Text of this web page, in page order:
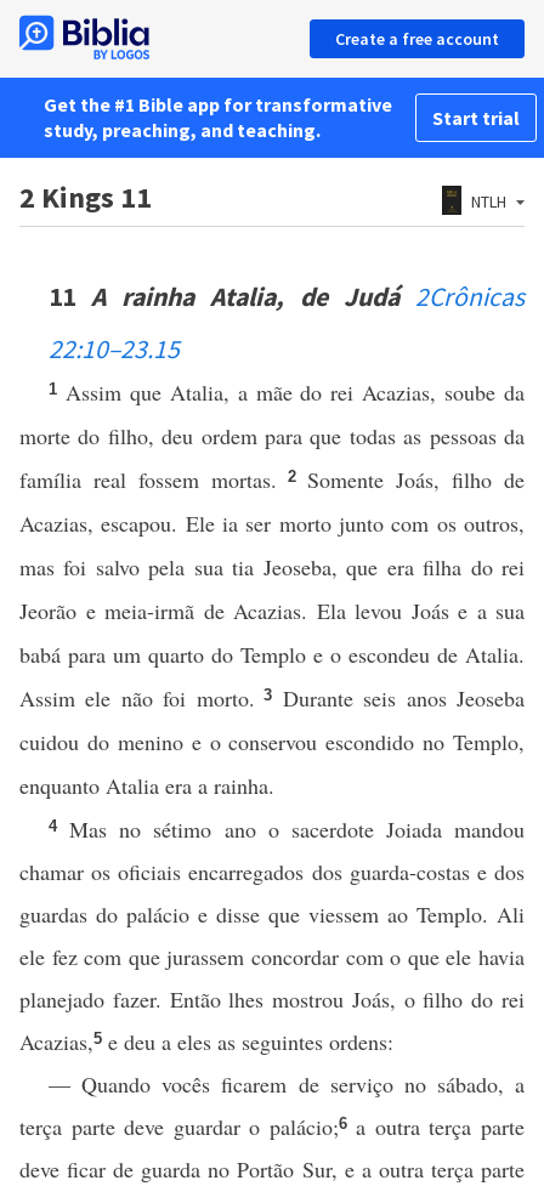
Create a free account
Get the #1 Bible app for transformative
study, preaching, and teaching.
Start trial
2 Kings 11 NTLH
11 A rainha Atalia, de Judá 2Crônicas
22:10–23.15
1 Assim que Atalia, a mãe do rei Acazias, soube da
morte do filho, deu ordem para que todas as pessoas da
família real fossem mortas.
2Somente Joás, filho de
Acazias, escapou. Ele ia ser morto junto com os outros,
mas foi salvo pela sua tia Jeoseba, que era filha do rei
Jeorão e meia-irmã de Acazias. Ela levou Joás e a sua
babá para um quarto do Templo e o escondeu de Atalia.
Assim ele não foi morto. 3 Durante seis anos Jeoseba
cuidou do menino e o conservou escondido no Templo,
enquanto Atalia era a rainha.
4Mas no sétimo ano o sacerdote Joiada mandou
chamar os oficiais encarregados dos guarda-costas e dos
guardas do palácio e disse que viessem ao Templo. Ali
ele fez com que jurassem concordar com o que ele havia
planejado fazer. Então lhes mostrou Joás, o filho do rei
Acazias,5 e deu a eles as seguintes ordens:
— Quando vocês ficarem de serviço no sábado, a
terça parte deve guardar o palácio;6a outra terça parte
deve ficar de guarda no Portão Sur, e a outra terça parte